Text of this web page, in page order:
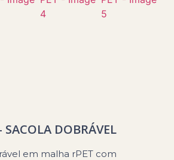
SACOLA DOBRÁVEL
em malha rPET com